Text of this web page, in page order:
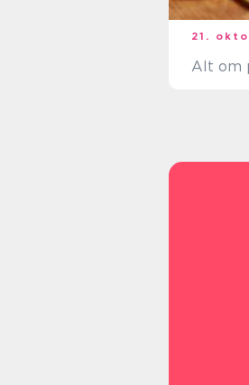
21.
Alt om